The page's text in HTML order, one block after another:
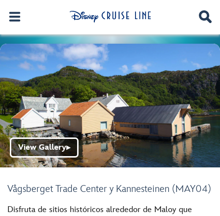
Vågsberget Trade Center y Kannesteinen (MAY04)
View Gallery▶
Disfruta de sitios históricos alrededor de Maloy que